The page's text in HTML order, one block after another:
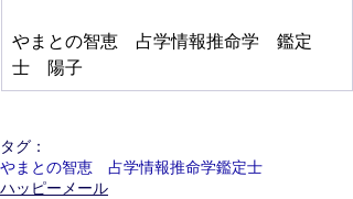
やまとの智恵　占学情報推命学　鑑定
士　陽子
タグ：
やまとの智恵 占学情報推命学鑑定士
ハッピーメール